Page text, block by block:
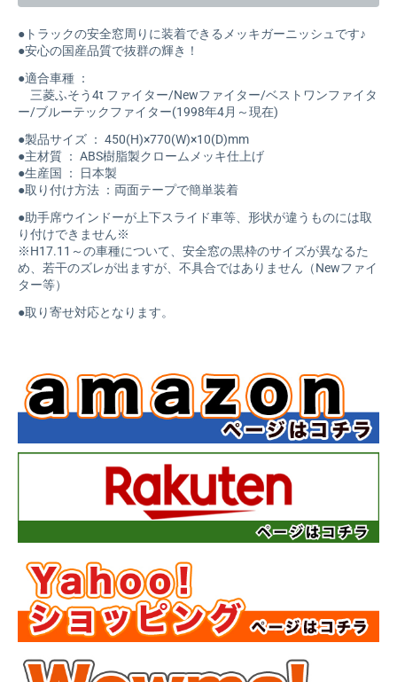
●トラックの安全窓周りに装着できるメッキガーニッシュです♪
●安心の国産品質で抜群の輝き！
●適合車種 ：
三菱ふそう4t ファイター/Newファイター/ベストワンファイタ
ー/ブルーテックファイター(1998年4月～現在)
●製品サイズ ： 450(H)×770(W)×10(D)mm
●主材質 ： ABS樹脂製クロームメッキ仕上げ
●生産国 ： 日本製
●取り付け方法 ：両面テープで簡単装着
●助手席ウインドーが上下スライド車等、形状が違うものには取
り付けできません※
※H17.11～の車種について、安全窓の黒枠のサイズが異なるた
め、若干のズレが出ますが、不具合ではありません（Newファイ
ター等）
●取り寄せ対応となります。